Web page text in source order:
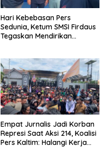
Hari Kebebasan Pers
Sedunia, Ketum SMSI Firdaus
Tegaskan Mendirikan
Empat Jurnalis Jadi Korban
Represi Saat Aksi 214, Koalisi
Pers Kaltim: Halangi Kerja